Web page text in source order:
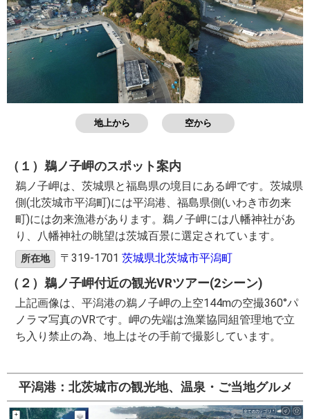
地上から 空から
（１）鵜ノ子岬のスポット案内
鵜ノ子岬は、茨城県と福島県の境目にある岬です。茨城県
側(北茨城市平潟町)には平潟港、福島県側(いわき市勿来
町)には勿来漁港があります。鵜ノ子岬には八幡神社があ
り、八幡神社の眺望は茨城百景に選定されています。
所在地 〒319-1701 茨城県北茨城市平潟町
（２）鵜ノ子岬付近の観光VRツアー(2シーン)
上記画像は、平潟港の鵜ノ子岬の上空144mの空撮360°パ
ノラマ写真のVRです。岬の先端は漁業協同組管理地で立
ち入り禁止の為、地上はその手前で撮影しています。
平潟港：北茨城市の観光地、温泉・ご当地グルメ